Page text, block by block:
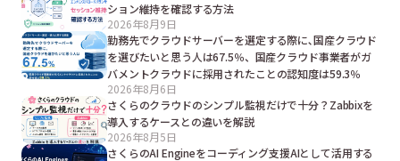
ション維持を確認する方法
2026年8月9日
勤務先でクラウドサーバーを選定する際に､国産クラウド
を選びたいと思う人は67.5％、国産クラウド事業者がガ
バメントクラウドに採用されたことの認知度は59.3％
2026年8月6日
さくらのクラウドのシンプル監視だけで十分？Zabbixを
導入するケースとの違いを解説
2026年8月5日
さくらのAI Engineをコーディング支援AIとして活用する